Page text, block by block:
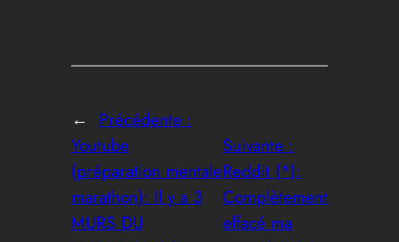
← Précédente :
Youtube
(préparation mentale
marathon): Il y a 3
MURS DU
Suivante :
Reddit (*):
Complètement
effacé ma